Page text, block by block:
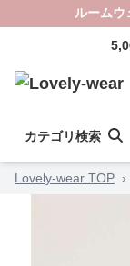
ルーム
カテゴリ検索
Lovely-wear TOP ›